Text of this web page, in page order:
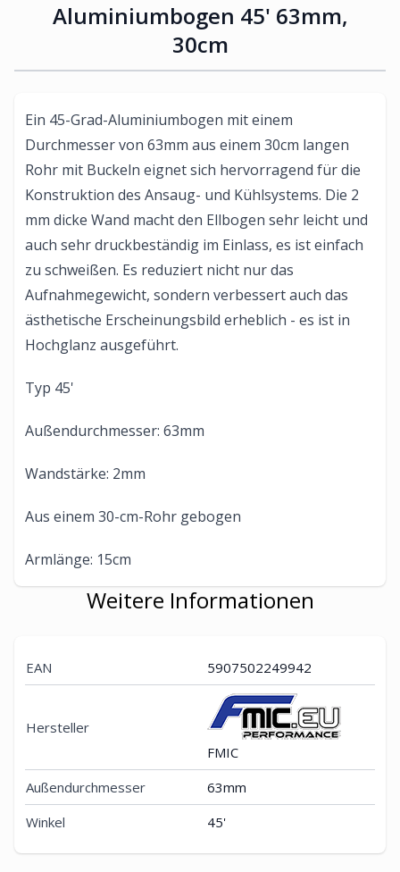
Aluminiumbogen 45' 63mm,
30cm
Ein 45-Grad-Aluminiumbogen mit einem
Durchmesser von 63mm aus einem 30cm langen
Rohr mit Buckeln eignet sich hervorragend für die
Konstruktion des Ansaug- und Kühlsystems. Die 2
mm dicke Wand macht den Ellbogen sehr leicht und
auch sehr druckbeständig im Einlass, es ist einfach
zu schweißen. Es reduziert nicht nur das
Aufnahmegewicht, sondern verbessert auch das
ästhetische Erscheinungsbild erheblich - es ist in
Hochglanz ausgeführt.
Typ 45'
Außendurchmesser: 63mm
Wandstärke: 2mm
Aus einem 30-cm-Rohr gebogen
Armlänge: 15cm
Weitere Informationen
EAN 5907502249942
Hersteller
FMIC
Außendurchmesser
63mm
Winkel
45'